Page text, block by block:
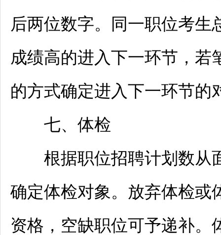
后两位数字。同一职位考生
成绩高的进入下一环节，若
的方式确定进入下一环节的
七、体检
根据职位招聘计划数从
确定体检对象。放弃体检或
资格，空缺职位可予递补。